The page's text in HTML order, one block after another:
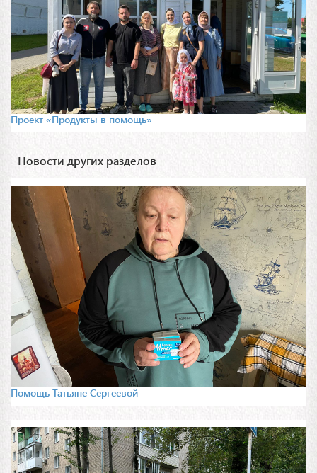
Проект «Продукты в помощь»
Новости других разделов
Помощь Татьяне Сергеевой